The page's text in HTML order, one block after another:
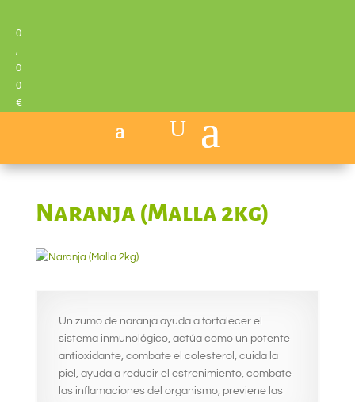
0
,
0
0
€
Naranja (Malla 2kg)
Un zumo de naranja ayuda a fortalecer el
sistema inmunológico, actúa como un potente
antioxidante, combate el colesterol, cuida la
piel, ayuda a reducir el estreñimiento, combate
las inflamaciones del organismo, previene las